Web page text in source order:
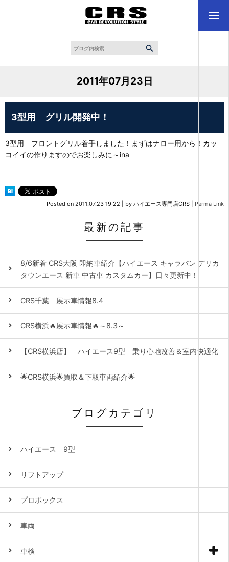
2011年07月23日
3型用 グリル開発中！
3型用 フロントグリル着手しました！まずはナロー用から！カッ
コイイの作りますのでお楽しみに～ina
Posted on 2011.07.23 19:22 by ハイエース専門店CRS Perma Link
最新の記事
8/6新着 CRS大阪 即納車紹介【ハイエース キャラバン デリカ
タウンエース 新車 中古車 カスタムカー】日々更新中！
CRS千葉 展示車情報8.4
CRS横浜🔥展示車情報🔥～8.3～
【CRS横浜店】 ハイエース9型 乗り心地改善＆室内快適化
🌟CRS横浜🌟買取＆下取車両紹介🌟
ブログカテゴリ
ハイエース 9型
リフトアップ
プロボックス
車両
車検